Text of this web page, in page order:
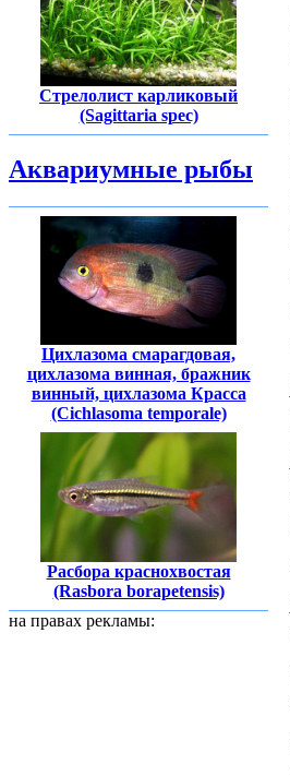
Стрелолист карликовый
(Sagittaria spec)
Аквариумные рыбы
Цихлазома смарагдовая,
цихлазома винная, бражник
винный, цихлазома Красса
(Cichlasoma temporale)
Расбора краснохвостая
(Rasbora borapetensis)
на правах рекламы: